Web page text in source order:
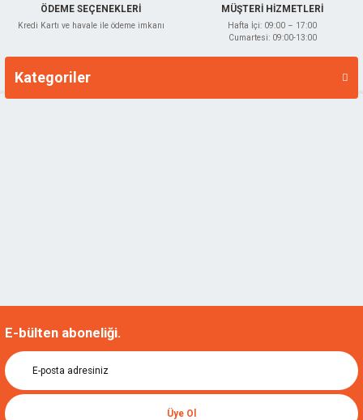
ÖDEME SEÇENEKLERİ
Kredi Kartı ve havale ile ödeme imkanı
MÜŞTERİ HİZMETLERİ
Hafta İçi: 09:00 – 17:00
Cumartesi: 09:00-13:00
Kategoriler
Markalar
E-bülten aboneliği.
Üye Ol